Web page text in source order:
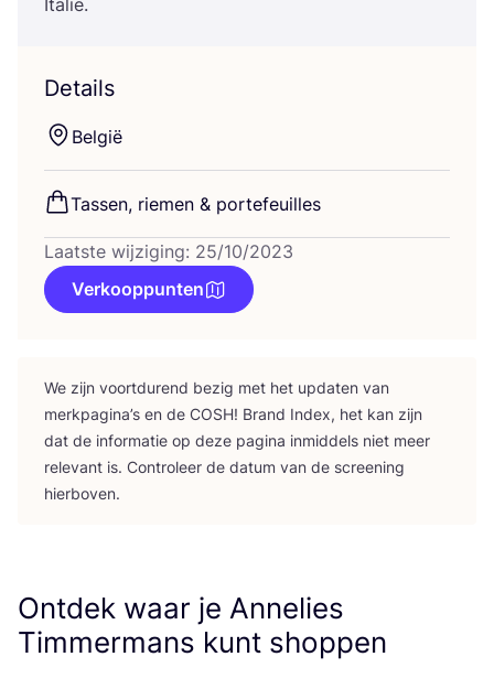
Italië.
Details
Bel­gië
Tas­sen, rie­men & portefeuilles
Laatste wijziging: 25/10/2023
Verkooppunten
We zijn voort­du­rend bezig met het upda­ten van
merk­pa­gi­na’s en de COSH! Brand Index, het kan zijn
dat de infor­ma­tie op deze pagi­na inmid­dels niet meer
rele­vant is. Con­tro­leer de datum van de scree­ning
hierboven.
Ontdek waar je Annelies
Timmermans kunt shoppen